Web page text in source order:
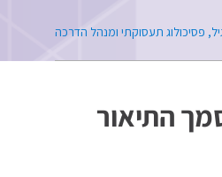
פסיכולוג תעסוקתי ומנהל הדרכה
התיאור